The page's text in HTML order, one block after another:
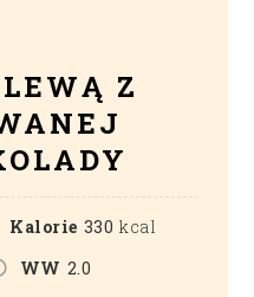
Z
Kalorie 330 kcal
WW 2.0